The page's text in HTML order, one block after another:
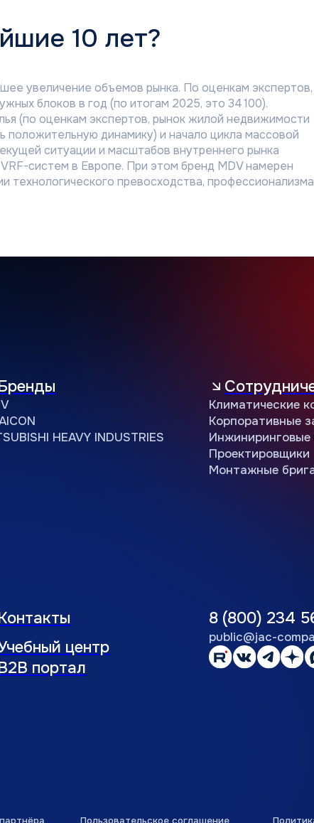
10 лет?
увеличение объемов рынка. По оценкам экспертов,
блоков в год (по итогам 2025, это 34 100).
(по оценкам экспертов, рынок жилой недвижимости
динамику) и начало цикла массовой
ситуации и масштабов внутреннего рынка
систем в Европе. При этом бренд MDV намерен
превосходства, профессионализма
public@jac-company.com
Сотрудничество
Климатические компании
Корпоративные заказчики
центр